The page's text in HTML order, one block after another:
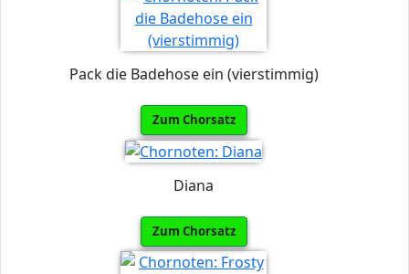
Pack die Badehose ein (vierstimmig)
Zum Chorsatz
Diana
Zum Chorsatz